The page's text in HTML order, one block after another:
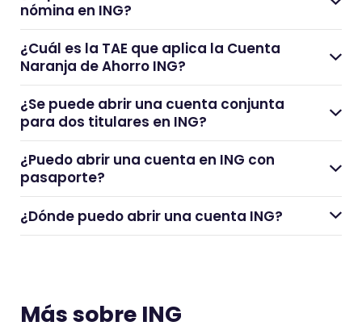
nómina en ING?
¿Cuál es la TAE que aplica la Cuenta
Naranja de Ahorro ING?
¿Se puede abrir una cuenta conjunta
para dos titulares en ING?
¿Puedo abrir una cuenta en ING con
pasaporte?
¿Dónde puedo abrir una cuenta ING?
Más sobre ING